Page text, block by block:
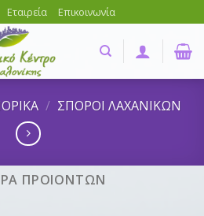
Εταιρεία Επικοινωνία
/ ΣΠΟΡΟΙ ΛΑΧΑΝΙΚΩΝ
ΠΡΟΙΟΝΤΩΝ